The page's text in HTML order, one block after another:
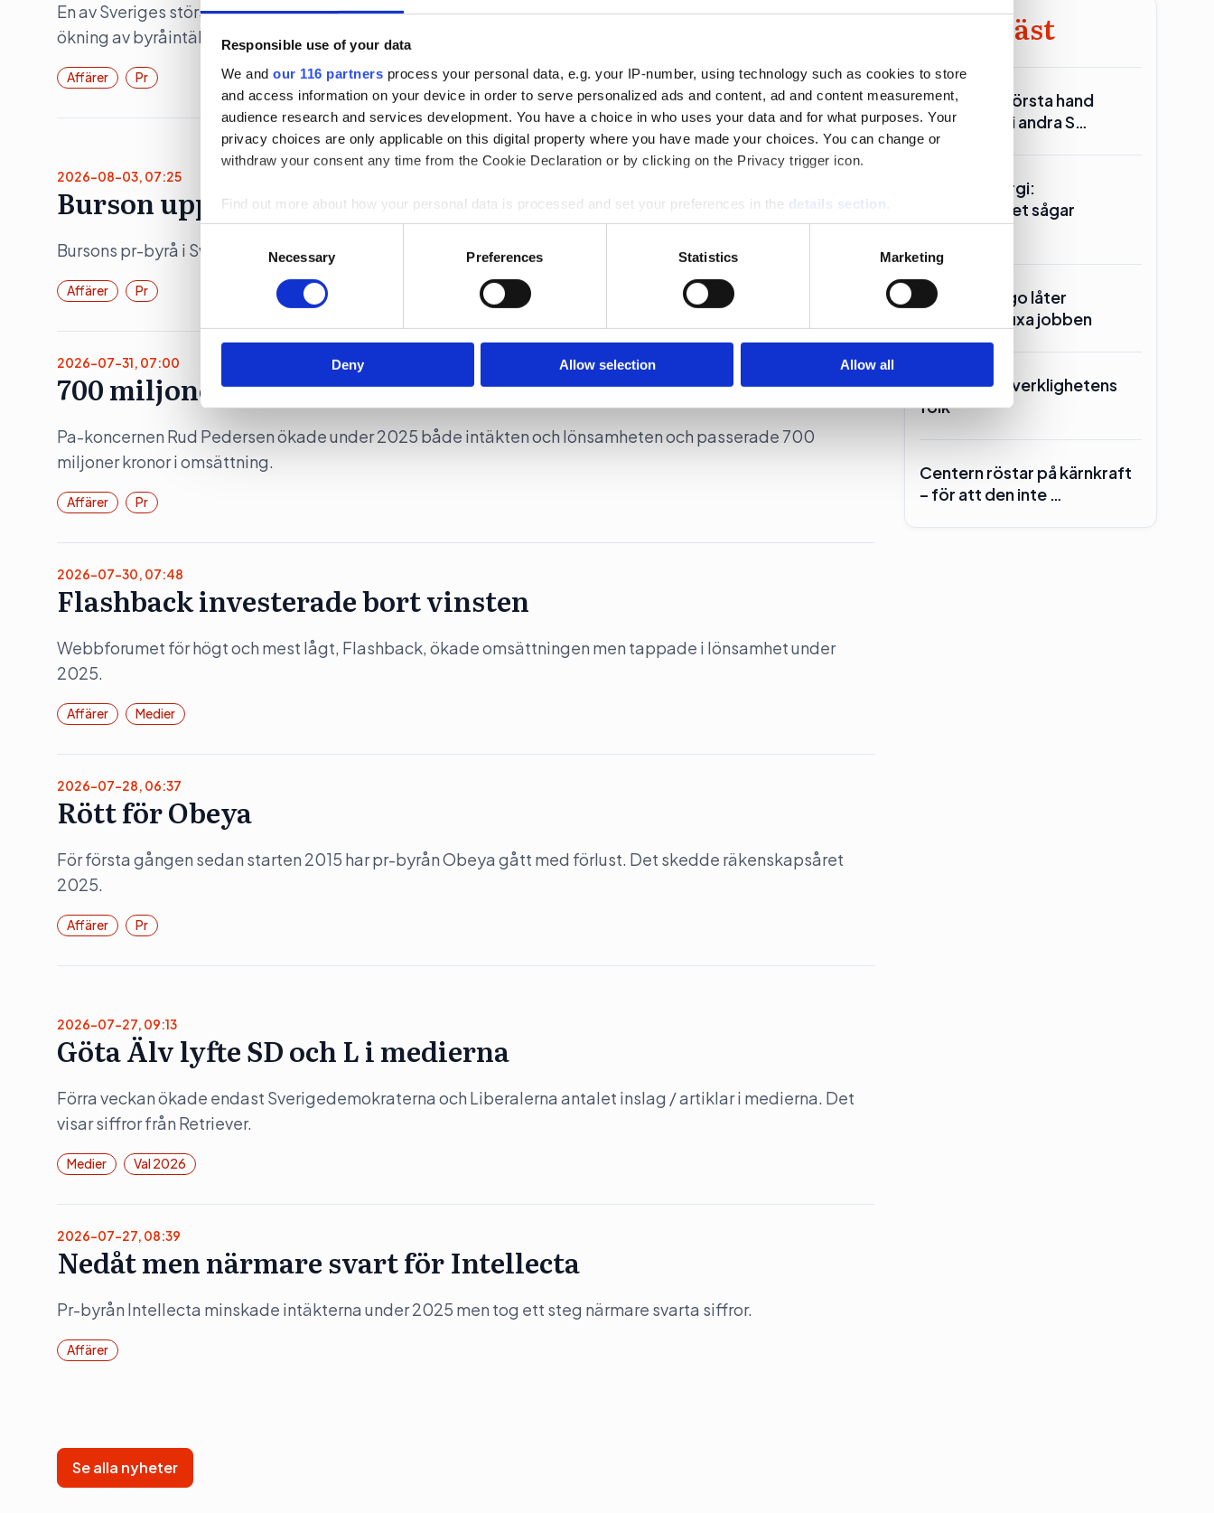
Responsible use of your data
We and our 116 partners process your personal data, e.g. your IP-number, using technology such as cookies to store
and access information on your device in order to serve personalized ads and content, ad and content measurement,
audience research and services development. You have a choice in who uses your data and for what purposes. Your
privacy choices are only applicable on this digital property where you have made your choices. You can change or
withdraw your consent any time from the Cookie Declaration or by clicking on the Privacy trigger icon.
Find out more about how your personal data is processed and set your preferences in the details section
information about your use of our site with our social media, advertising and analytics partners who may combine it with
other information that you’ve provided to them or that they’ve collected from your use of their services.
Selection
Necessary Preferences Statistics Marketing
Deny Allow selection Allow all
En av Sveriges största reklambyråer åstadkom en avsevärd ökning av omsättningen men en marginell
ökning av byråintäkten under räkenskapsåret 2025.
Affärer Pr
2026-08-03, 07:25
Burson upp 19 procent
Bursons pr-byrå i Sverige ökade både intäkten och vinsten under 2025.
Affärer Pr
2026-07-31, 07:00
700 miljoner för Rud Pedersen
Pa-koncernen Rud Pedersen ökade under 2025 både intäkten och lönsamheten och passerade 700
miljoner kronor i omsättning.
Affärer Pr
2026-07-30, 07:48
Flashback investerade bort vinsten
Webbforumet för högt och mest lågt, Flashback, ökade omsättningen men tappade i lönsamhet under
2025.
Affärer Medier
2026-07-28, 06:37
Rött för Obeya
För första gången sedan starten 2015 har pr-byrån Obeya gått med förlust. Det skedde räkenskapsåret
2025.
Affärer Pr
2026-07-27, 09:13
Göta Älv lyfte SD och L i medierna
Förra veckan ökade endast Sverigedemokraterna och Liberalerna antalet inslag / artiklar i medierna. Det
visar siffror från Retriever.
Medier Val 2026
2026-07-27, 08:39
Nedåt men närmare svart för Intellecta
Pr-byrån Intellecta minskade intäkterna under 2025 men tog ett steg närmare svarta siffror.
Affärer
Se alla nyheter
Minst läst
Reinfeldt: I första hand
Miljöpartiet i andra S…
Seklets energi:
Centerpartiet sågar
kärnkraften
Ander(s) Lago låter
Manpower fixa jobben
Kd skrotar ”verklighetens
folk”
Centern röstar på kärnkraft
– för att den inte …